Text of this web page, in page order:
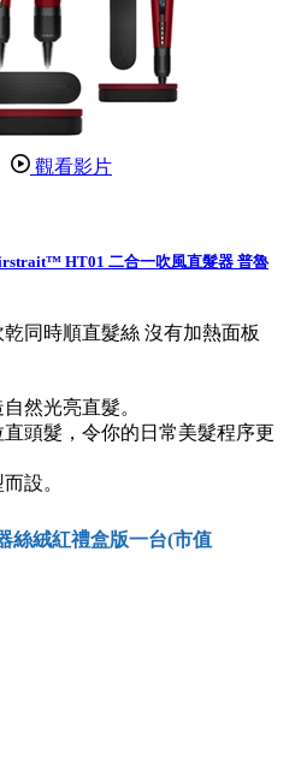
觀看影片
HT01 二合一吹風直髮器 普魯
同時順直髮絲 沒有加熱面板
然光亮直髮。
頭髮，令你的日常美髮程序更
設。
絲絨紅禮盒版一台(市值